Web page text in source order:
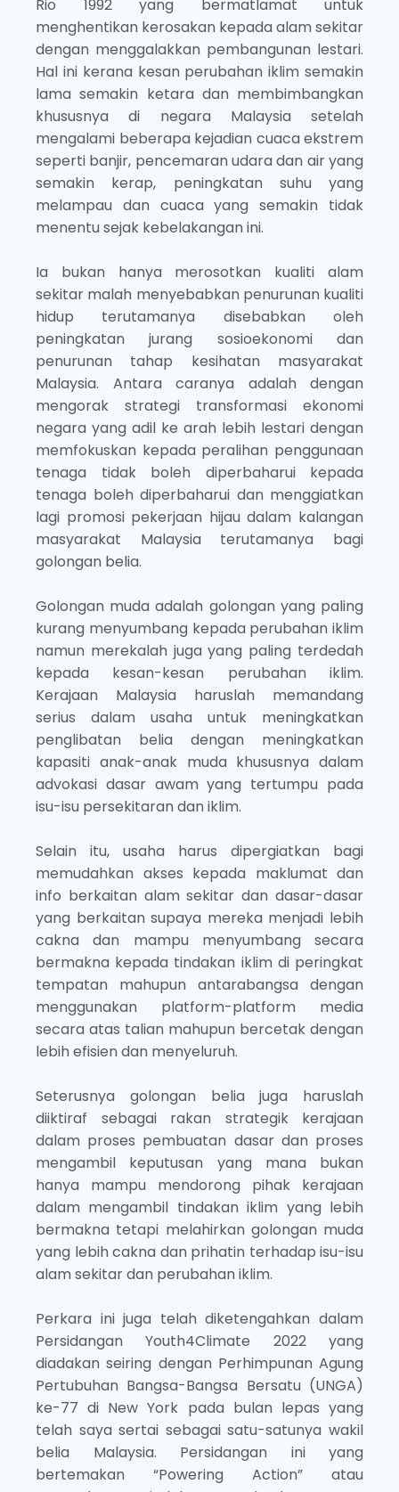
Rio 1992 yang bermatlamat untuk
menghentikan kerosakan kepada alam sekitar
dengan menggalakkan pembangunan lestari.
Hal ini kerana kesan perubahan iklim semakin
lama semakin ketara dan membimbangkan
khususnya di negara Malaysia setelah
mengalami beberapa kejadian cuaca ekstrem
seperti banjir, pencemaran udara dan air yang
semakin kerap, peningkatan suhu yang
melampau dan cuaca yang semakin tidak
menentu sejak kebelakangan ini.
Ia bukan hanya merosotkan kualiti alam
sekitar malah menyebabkan penurunan kualiti
hidup terutamanya disebabkan oleh
peningkatan jurang sosioekonomi dan
penurunan tahap kesihatan masyarakat
Malaysia. Antara caranya adalah dengan
mengorak strategi transformasi ekonomi
negara yang adil ke arah lebih lestari dengan
memfokuskan kepada peralihan penggunaan
tenaga tidak boleh diperbaharui kepada
tenaga boleh diperbaharui dan menggiatkan
lagi promosi pekerjaan hijau dalam kalangan
masyarakat Malaysia terutamanya bagi
golongan belia.
Golongan muda adalah golongan yang paling
kurang menyumbang kepada perubahan iklim
namun merekalah juga yang paling terdedah
kepada kesan-kesan perubahan iklim.
Kerajaan Malaysia haruslah memandang
serius dalam usaha untuk meningkatkan
penglibatan belia dengan meningkatkan
kapasiti anak-anak muda khususnya dalam
advokasi dasar awam yang tertumpu pada
isu-isu persekitaran dan iklim.
Selain itu, usaha harus dipergiatkan bagi
memudahkan akses kepada maklumat dan
info berkaitan alam sekitar dan dasar-dasar
yang berkaitan supaya mereka menjadi lebih
cakna dan mampu menyumbang secara
bermakna kepada tindakan iklim di peringkat
tempatan mahupun antarabangsa dengan
menggunakan platform-platform media
secara atas talian mahupun bercetak dengan
lebih efisien dan menyeluruh.
Seterusnya golongan belia juga haruslah
diiktiraf sebagai rakan strategik kerajaan
dalam proses pembuatan dasar dan proses
mengambil keputusan yang mana bukan
hanya mampu mendorong pihak kerajaan
dalam mengambil tindakan iklim yang lebih
bermakna tetapi melahirkan golongan muda
yang lebih cakna dan prihatin terhadap isu-isu
alam sekitar dan perubahan iklim.
Perkara ini juga telah diketengahkan dalam
Persidangan Youth4Climate 2022 yang
diadakan seiring dengan Perhimpunan Agung
Pertubuhan Bangsa-Bangsa Bersatu (UNGA)
ke-77 di New York pada bulan lepas yang
telah saya sertai sebagai satu-satunya wakil
belia Malaysia. Persidangan ini yang
bertemakan “Powering Action” atau